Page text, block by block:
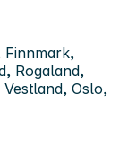
Finnmark,
Rogaland,
Oslo,